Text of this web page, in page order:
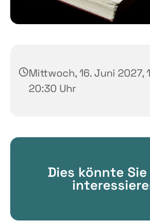
Mittwoch, 16. Juni 2027,
20:30 Uhr
Dies könnte